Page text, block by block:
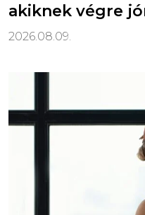
akiknek végre
2026.08.09.